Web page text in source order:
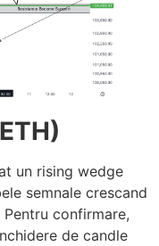
un rising wedge
semnale crescand
confirmare,
de candle